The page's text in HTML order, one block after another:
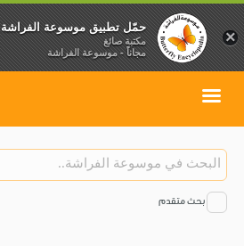
بحث متقدم
×
حمّل تطبيق موسوعة الفراشة
مكتبة صائغ
مجاناً - موسوعة الفراشة